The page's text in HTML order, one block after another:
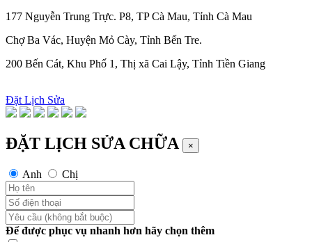
177 Nguyễn Trung Trực. P8, TP Cà Mau, Tỉnh Cà Mau
Chợ Ba Vác, Huyện Mỏ Cày, Tỉnh Bến Tre.
200 Bến Cát, Khu Phố 1, Thị xã Cai Lậy, Tỉnh Tiền Giang
Đặt Lịch Sửa
ĐẶT LỊCH SỬA CHỮA ×
Anh Chị
Để được phục vụ nhanh hơn hãy chọn thêm